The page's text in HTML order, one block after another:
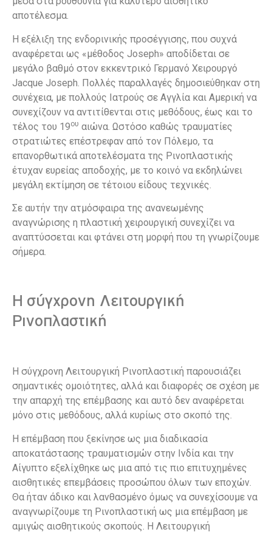
αποτέλεσμα.
Η εξέλιξη της ενδορινικής προσέγγισης, που συχνά
αναφέρεται ως «μέθοδος Joseph» αποδίδεται σε
μεγάλο βαθμό στον εκκεντρικό Γερμανό Χειρουργό
Jacque Joseph. Πολλές παραλλαγές δημοσιεύθηκαν στη
συνέχεια, με πολλούς Ιατρούς σε Αγγλία και Αμερική να
συνεχίζουν να αντιτίθενται στις μεθόδους, έως και το
τέλος του 19ου αιώνα. Ωστόσο καθώς τραυματίες
στρατιώτες επέστρεφαν από τον Πόλεμο, τα
επανορθωτικά αποτελέσματα της Ρινοπλαστικής
έτυχαν ευρείας αποδοχής, με το κοινό να εκδηλώνει
μεγάλη εκτίμηση σε τέτοιου είδους τεχνικές.
Σε αυτήν την ατμόσφαιρα της ανανεωμένης
αναγνώρισης η πλαστική χειρουργική συνεχίζει να
αναπτύσσεται και φτάνει στη μορφή που τη γνωρίζουμε
σήμερα.
Η σύγχρονη Λειτουργική
Ρινοπλαστική
Η σύγχρονη Λειτουργική Ρινοπλαστική παρουσιάζει
σημαντικές ομοιότητες, αλλά και διαφορές σε σχέση με
την απαρχή της επέμβασης και αυτό δεν αναφέρεται
μόνο στις μεθόδους, αλλά κυρίως στο σκοπό της.
Η επέμβαση που ξεκίνησε ως μια διαδικασία
αποκατάστασης τραυματισμών στην Ινδία και την
Αίγυπτο εξελίχθηκε ως μια από τις πιο επιτυχημένες
αισθητικές επεμβάσεις προσώπου όλων των εποχών.
Θα ήταν άδικο και λανθασμένο όμως να συνεχίσουμε να
αναγνωρίζουμε τη Ρινοπλαστική ως μια επέμβαση με
αμιγώς αισθητικούς σκοπούς. Η Λειτουργική